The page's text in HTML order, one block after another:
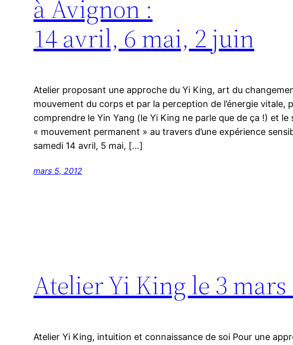
à Avignon :
14 avril, 6 mai, 2 juin
Atelier proposant une approche du Yi King, art du
mouvement du corps et par la perception de l’énergie vitale,
comprendre le Yin Yang (le Yi King ne parle que de ça !) et le
« mouvement permanent » au travers d’une expérience
samedi 14 avril, 5 mai, […]
mars 5, 2012
Atelier Yi King le 3
Atelier Yi King, intuition et connaissance de soi Pour une